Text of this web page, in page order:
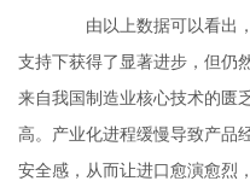
由以上数据可以看出，
支持下获得了显著进步，但仍
来自我国制造业核心技术的匮
高。产业化进程缓慢导致产品
安全感，从而让进口愈演愈烈